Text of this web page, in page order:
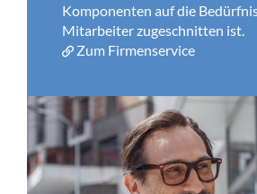
Komponenten auf die
Mitarbeiter zugeschnitten ist.
Zum Firmenservice